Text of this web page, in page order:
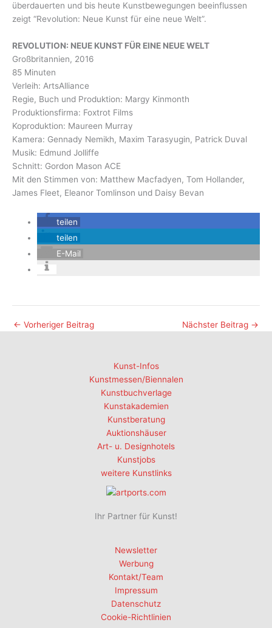
überdauerten und bis heute Kunstbewegungen beeinflussen
zeigt “Revolution: Neue Kunst für eine neue Welt”.
REVOLUTION: NEUE KUNST FÜR EINE NEUE WELT
Großbritannien, 2016
85 Minuten
Verleih: ArtsAlliance
Regie, Buch und Produktion: Margy Kinmonth
Produktionsfirma: Foxtrot Films
Koproduktion: Maureen Murray
Kamera: Gennady Nemikh, Maxim Tarasyugin, Patrick Duval
Musik: Edmund Jolliffe
Schnitt: Gordon Mason ACE
Mit den Stimmen von: Matthew Macfadyen, Tom Hollander,
James Fleet, Eleanor Tomlinson und Daisy Bevan
teilen
teilen
E-Mail
← Vorheriger Beitrag Nächster Beitrag →
Kunst-Infos
Kunstmessen/Biennalen
Kunstbuchverlage
Kunstakademien
Kunstberatung
Auktionshäuser
Art- u. Designhotels
Kunstjobs
weitere Kunstlinks
Ihr Partner für Kunst!
Newsletter
Werbung
Kontakt/Team
Impressum
Datenschutz
Cookie-Richtlinien